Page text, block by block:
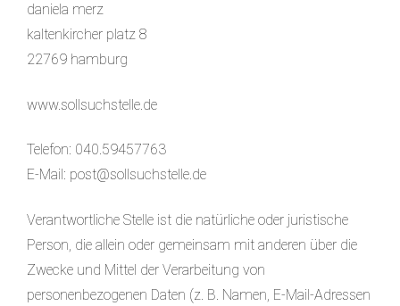
daniela merz
kaltenkircher platz 8
22769 hamburg
www.sollsuchstelle.de
Telefon: 040.59457763
E-Mail: post@sollsuchstelle.de
Verantwortliche Stelle ist die natürliche oder juristische
Person, die allein oder gemeinsam mit anderen über die
Zwecke und Mittel der Verarbeitung von
personenbezogenen Daten (z. B. Namen, E-Mail-Adressen